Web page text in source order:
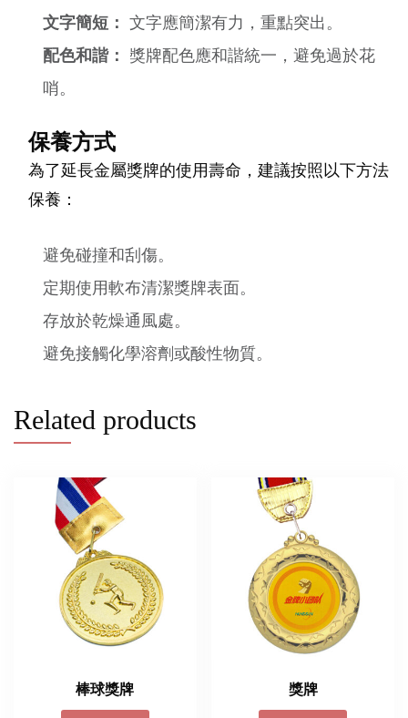
文字簡短： 文字應簡潔有力，重點突出。
配色和諧：
獎牌配色應和諧統一，避免過於花
哨。
保養方式
為了延長金屬獎牌的使用壽命，建議按照以下方法
保養：
避免碰撞和刮傷。
定期使用軟布清潔獎牌表面。
存放於乾燥通風處。
避免接觸化學溶劑或酸性物質。
Related products
棒球獎牌 獎牌